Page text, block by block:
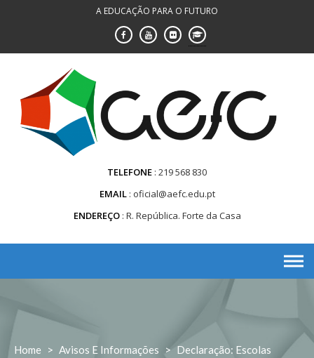
A EDUCAÇÃO PARA O FUTURO
TELEFONE 219 568 830
EMAIL oficial@aefc.edu.pt
ENDEREÇO R. República. Forte da Casa
Home > Avisos E Informações > Declaração: Escolas